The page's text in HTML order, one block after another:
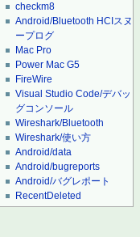
checkm8
Android/Bluetooth HCIスヌ
ープログ
Mac Pro
Power Mac G5
FireWire
Visual Studio Code/デバッ
グコンソール
Wireshark/Bluetooth
Wireshark/使い方
Android/data
Android/bugreports
Android/バグレポート
RecentDeleted